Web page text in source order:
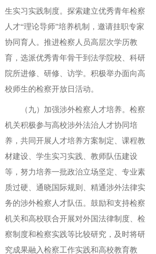
生实习实践制度。探索建立优秀青年检察
人才“理论导师”培养机制，邀请挂职专家
协同育人。推进检察人员高层次学历教
育，选派优秀青年骨干到法学院校、科研
院所进修、研修、访学。积极举办面向高
校师生的检察开放日活动。
（九）加强涉外检察人才培养。检察
机关积极参与高校涉外法治人才协同培
养，共同开展人才培养方案制定、课程教
材建设、学生实习实践、教师队伍建设
等，努力培养一批政治立场坚定、专业素
质过硬、通晓国际规则、精通涉外法律实
务的涉外检察人才队伍。鼓励和支持检察
机关和高校联合开展对外国法律制度、检
察制度和检察实践等比较研究，及时将研
究成果融入检察工作实践和高校教育教